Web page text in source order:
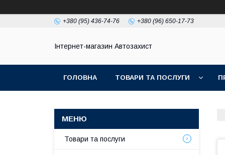
+380 (95) 436-74-76 +380 (96) 650-17-73
Інтернет-магазин Автозахист
ГОЛОВНА ТОВАРИ ТА ПОСЛУГИ
Товари та послуги